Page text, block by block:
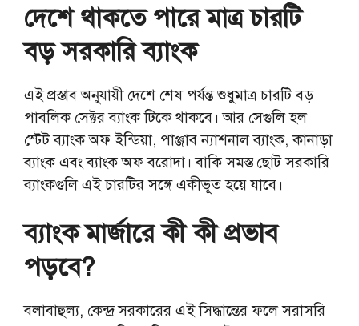
দেশে থাকতে পারে মাত্র চারটি
বড় সরকারি ব্যাংক
এই প্রস্তাব অনুযায়ী দেশে শেষ পর্যন্ত শুধুমাত্র চারটি বড়
পাবলিক সেক্টর ব্যাংক টিকে থাকবে। আর সেগুলি হল
স্টেট ব্যাংক অফ ইন্ডিয়া, পাঞ্জাব ন্যাশনাল ব্যাংক, কানাড়া
ব্যাংক এবং ব্যাংক অফ বরোদা। বাকি সমস্ত ছোট সরকারি
ব্যাংকগুলি এই চারটির সঙ্গে একীভূত হয়ে যাবে।
ব্যাংক মার্জারে কী কী প্রভাব
পড়বে?
বলাবাহুল্য, কেন্দ্র সরকারের এই সিদ্ধান্তের ফলে সরাসরি